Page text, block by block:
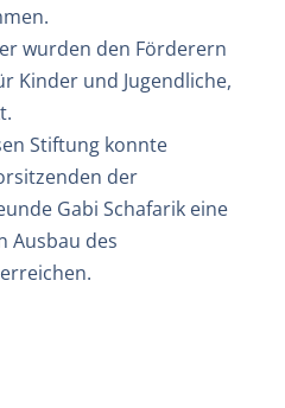
wurden den Förderern
Kinder und Jugendliche,
Stiftung konnte
der
Gabi Schafarik eine
Ausbau des